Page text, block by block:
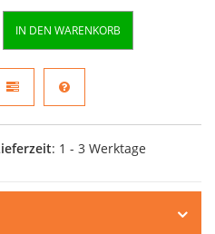
IN DEN WARENKORB
: 1 - 3 Werktage